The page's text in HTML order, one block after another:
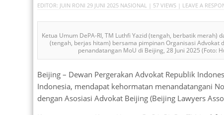
EDITOR: JUIN RONI 29 JUNI 2025 NASIONAL| 57 VIEWS | LEAVE A
Ketua Umum DePA-RI, TM Luthfi Yazid (tengah, berbatik merah)
(tengah, berjas hitam) bersama pimpinan Organisasi Advokat
penandatangan MoU di Beijing, 28 Juni 2025 (Foto:
Beijing – Dewan Pergerakan Advokat Republik
Indonesia, mendapat kehormatan menandatangani
dengan Asosiasi Advokat Beijing (Beijing Lawyers